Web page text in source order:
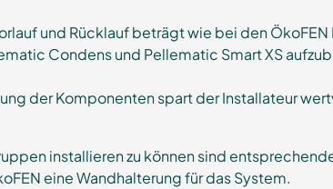
und Rücklauf beträgt wie bei den
Condens und Pellematic Smart XS
der Komponenten spart der Installateur
installieren zu können sind
eine Wandhalterung für das System.